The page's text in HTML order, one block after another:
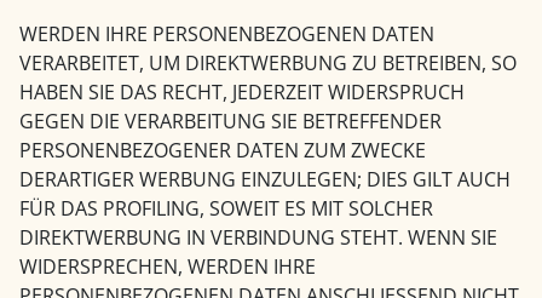
WERDEN IHRE PERSONENBEZOGENEN DATEN
VERARBEITET, UM DIREKTWERBUNG ZU BETREIBEN, SO
HABEN SIE DAS RECHT, JEDERZEIT WIDERSPRUCH
GEGEN DIE VERARBEITUNG SIE BETREFFENDER
PERSONENBEZOGENER DATEN ZUM ZWECKE
DERARTIGER WERBUNG EINZULEGEN; DIES GILT AUCH
FÜR DAS PROFILING, SOWEIT ES MIT SOLCHER
DIREKTWERBUNG IN VERBINDUNG STEHT. WENN SIE
WIDERSPRECHEN, WERDEN IHRE